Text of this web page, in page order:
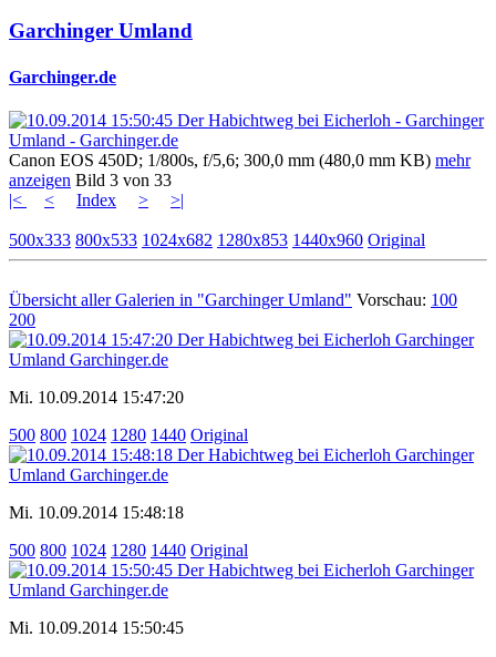
Garchinger Umland
Garchinger.de
Canon EOS 450D; 1/800s, f/5,6; 300,0 mm (480,0 mm KB) mehr
anzeigen Bild 3 von 33
|<
< Index > >|
500x333 800x533 1024x682 1280x853 1440x960 Original
Übersicht aller Galerien in "Garchinger Umland" Vorschau: 100
200
Mi. 10.09.2014 15:47:20
500 800 1024 1280 1440 Original
Mi. 10.09.2014 15:48:18
500 800 1024 1280 1440 Original
Mi. 10.09.2014 15:50:45